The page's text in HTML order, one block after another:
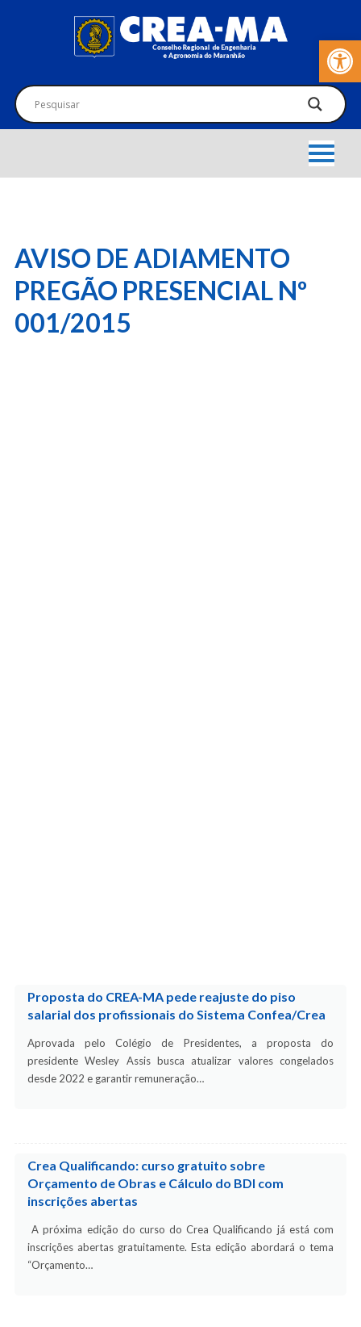
Barra de
AVISO DE ADIAMENTO
PREGÃO PRESENCIAL Nº
001/2015
Proposta do CREA-MA pede reajuste do piso
salarial dos profissionais do Sistema Confea/Crea
Aprovada pelo Colégio de Presidentes, a proposta do
presidente Wesley Assis busca atualizar valores congelados
desde 2022 e garantir remuneração…
Crea Qualificando: curso gratuito sobre
Orçamento de Obras e Cálculo do BDI com
inscrições abertas
A próxima edição do curso do Crea Qualificando já está com
inscrições abertas gratuitamente. Esta edição abordará o tema
“Orçamento…